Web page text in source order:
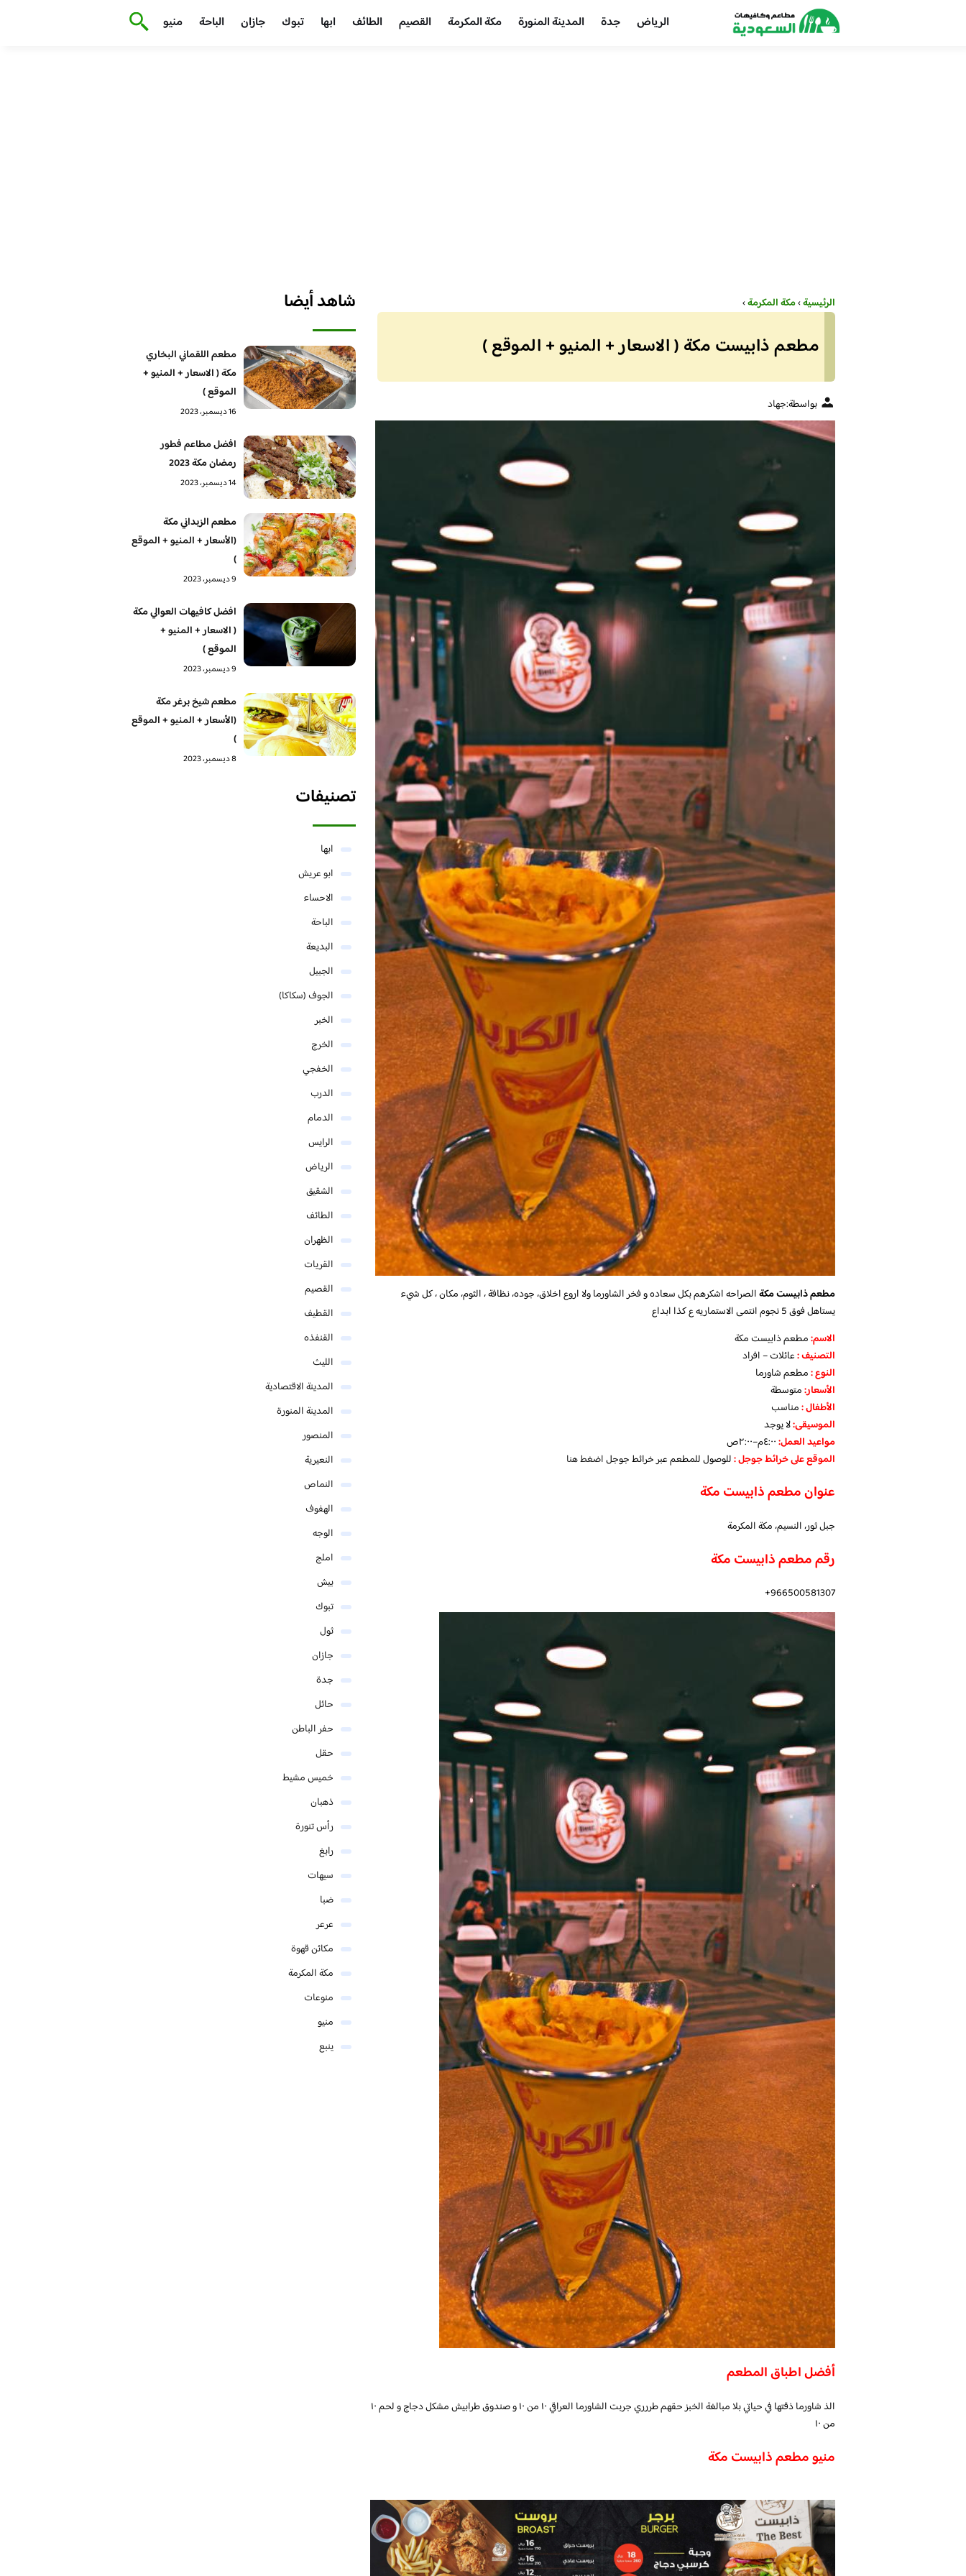
الرياض جدة المدينة المنورة مكة المكرمة القصيم الطائف ابها تبوك جازان الباحة منيو
الرئيسية›مكة المكرمة›
مطعم ذابيست مكة ( الاسعار + المنيو + الموقع )
بواسطة:جهاد
مطعم ذابيست مكةالصراحه اشكرهم بكل سعاده و فخر الشاورما ولا اروع اخلاق، جوده، نظافة ، الثوم، مكان ، كل شيء
يستاهل فوق 5 نجوم انتمى الاستماريه ع كذا ابداع
الاسم:مطعم ذابيست مكة
التصنيف:عائلات – افراد
النوع :مطعم شاورما
الأسعار:متوسطة
الأطفال:مناسب
الموسيقى:لا يوجد
مواعيد العمل:٤:٠٠م–٢:٠٠ص
الموقع على خرائط جوجل:للوصول للمطعم عبر خرائط جوجلاضغط هنا
عنوان مطعم ذابيست مكة
جبل ثور، النسيم، مكة المكرمة
رقم مطعم ذابيست مكة
966500581307+
أفضل اطباق المطعم
الذ شاورما ذقتها في حياتي بلا مبالغة الخبز حقهم طررري جربت الشاورما العراقي ١٠ من ١٠ و صندوق طرابيش مشكل دجاج و لحم ١٠
من ١٠
منيو مطعم ذابيست مكة
شاهد أيضا
مطعم اللقماني البخاري
مكة ( الاسعار + المنيو +
الموقع )
16 ديسمبر، 2023
افضل مطاعم فطور
رمضان مكة 2023
14 ديسمبر، 2023
مطعم الزبداني مكة
(الأسعار + المنيو + الموقع
)
9 ديسمبر، 2023
افضل كافيهات العوالي مكة
( الاسعار + المنيو +
الموقع )
9 ديسمبر، 2023
مطعم شيخ برغر مكة
(الأسعار + المنيو + الموقع
)
8 ديسمبر، 2023
تصنيفات
ابها
ابو عريش
الاحساء
الباحة
البديعة
الجبيل
الجوف (سكاكا)
الخبر
الخرج
الخفجي
الدرب
الدمام
الرايس
الرياض
الشقيق
الطائف
الظهران
القريات
القصيم
القطيف
القنفذه
الليث
المدينة الاقتصادية
المدينة المنورة
المنصور
النعيرية
النماص
الهفوف
الوجه
املج
بيش
تبوك
ثول
جازان
جدة
حائل
حفر الباطن
حقل
خميس مشيط
ذهبان
رأس تنورة
رابغ
سيهات
ضبا
عرعر
مكائن قهوة
مكة المكرمة
منوعات
منيو
ينبع